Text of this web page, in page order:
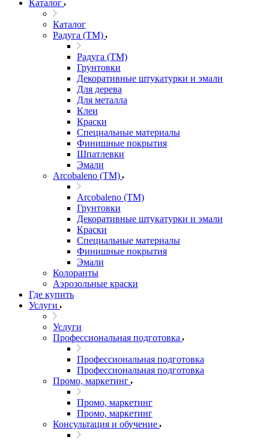
Каталог
Каталог
Радуга (ТМ)
Радуга (ТМ)
Грунтовки
Декоративные штукатурки и эмали
Для дерева
Для металла
Клеи
Краски
Специальные материалы
Финишные покрытия
Шпатлевки
Эмали
Arcobaleno (ТМ)
Arcobaleno (ТМ)
Грунтовки
Декоративные штукатурки и эмали
Краски
Специальные материалы
Финишные покрытия
Эмали
Колоранты
Аэрозольные краски
Где купить
Услуги
Услуги
Профессиональная подготовка
Профессиональная подготовка
Профессиональная подготовка
Промо, маркетинг
Промо, маркетинг
Промо, маркетинг
Консультация и обучение